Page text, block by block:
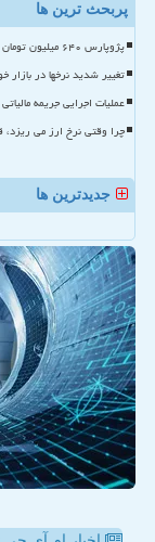
پربحث ترین ها
پژوپارس ۶۴۰ میلیون تومان شد
تغییر شدید نرخها در بازار
عملیات اجرایی جریمه
چرا وقتی نرخ ارز می
جدیدترین ها